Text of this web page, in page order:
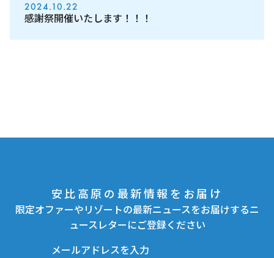
2024.10.22
感謝祭開催いたします！！！
安比高原の最新情報をお届け
限定オファーやリゾートの最新ニュースをお届けするニ
ュースレターにご登録ください